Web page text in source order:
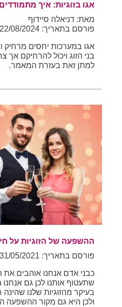
אגו בזוגיות: איך
מאת: דניאלה סיידוף
פורסם בתאריך: 22/08/2024 11:53:33
אגו במערכות יחסים מרחיק
בני הזוג ויכול להרחיקם אך
למתן זאת בעזרת המאמר.
ההשפעה של הזוגיות על
פורסם בתאריך: 31/05/2021 15:02:10
כבני אדם אנחנו אוהבים את
שתעטוף אותנו לכן גם
בעיקר מהזוגיות שלנו
ולכן היא גם מקור ההשפעה